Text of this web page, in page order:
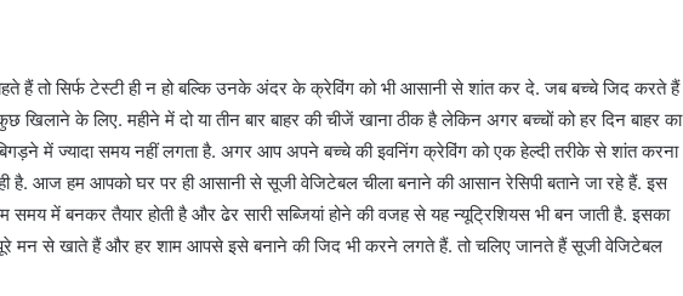
हैं तो सिर्फ टेस्टी ही न हो बल्कि उनके अंदर के क्रेविंग को भी आसानी से शांत कर दे. जब बच्चे जिद करते हैं
के लिए. महीने में दो या तीन बार बाहर की चीजें खाना ठीक है लेकिन अगर बच्चों को हर दिन बाहर का
में ज्यादा समय नहीं लगता है. अगर आप अपने बच्चे की इवनिंग क्रेविंग को एक हेल्दी तरीके से शांत करना
है. आज हम आपको घर पर ही आसानी से सूजी वेजिटेबल चीला बनाने की आसान रेसिपी बताने जा रहे हैं. इस
में बनकर तैयार होती है और ढेर सारी सब्जियां होने की वजह से यह न्यूट्रिशियस भी बन जाती है. इसका
पूरे मन से खाते हैं और हर शाम आपसे इसे बनाने की जिद भी करने लगते हैं. तो चलिए जानते हैं सूजी वेजिटेबल